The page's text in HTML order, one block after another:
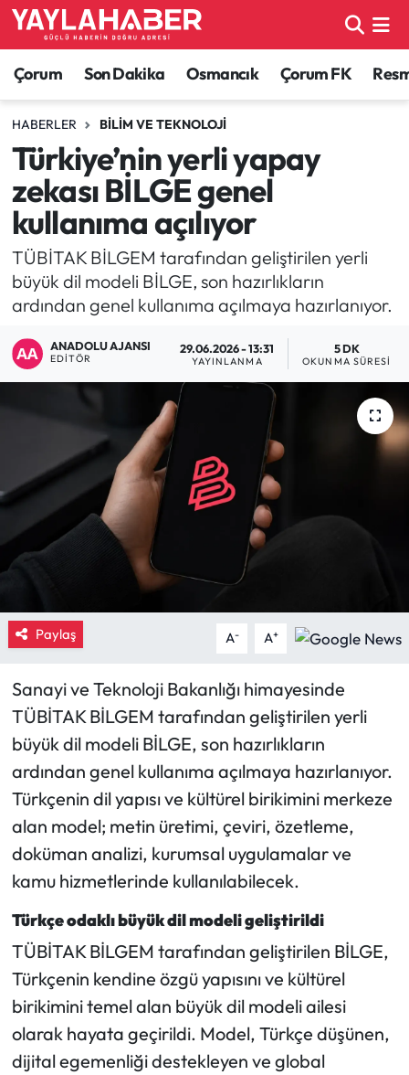
Çorum Son Dakika Osmancık Çorum FK
HABERLER BILIM VE TEKNOLOJI
Türkiye’nin yerli yapay
zekası BİLGE genel
kullanıma açılıyor
TÜBİTAK BİLGEM tarafından geliştirilen yerli
büyük dil modeli BİLGE, son hazırlıkların
ardından genel kullanıma açılmaya hazırlanıyor.
ANADOLU AJANSI
EDITÖR
29.06.2026 - 13:31
YAYINLANMA
5 DK
OKUNMA SÜRESI
Paylaş A- A+
Sanayi ve Teknoloji Bakanlığı himayesinde
TÜBİTAK BİLGEM tarafından geliştirilen yerli
büyük dil modeli BİLGE, son hazırlıkların
ardından genel kullanıma açılmaya hazırlanıyor.
Türkçenin dil yapısı ve kültürel birikimini merkeze
alan model; metin üretimi, çeviri, özetleme,
doküman analizi, kurumsal uygulamalar ve
kamu hizmetlerinde kullanılabilecek.
Türkçe odaklı büyük dil modeli geliştirildi
TÜBİTAK BİLGEM tarafından geliştirilen BİLGE,
Türkçenin kendine özgü yapısını ve kültürel
birikimini temel alan büyük dil modeli ailesi
olarak hayata geçirildi. Model, Türkçe düşünen,
dijital egemenliği destekleyen ve global
Alaca Haberleri
Bayat Haberleri
Bilgi - Keşfet Haberleri
Bilim ve Teknoloji
Boğazkale Haberleri
Çorum Haberleri
Çorum Son Dakika Haberleri
Dodurga Haberleri
Eğitim
Ekonomi
Güncel
İskilip Haberleri
Kargı Haberleri
Kültür Sanat
Laçin Haberleri
Magazin
Mecitözü Haberleri
Ortaköy Haberleri
Osmancık Haberleri
Otomotiv
Çorum Nöbetçi Eczaneler
Çorum Hava Durumu
Çorum Namaz Vakitleri
Çorum Trafik Yoğunluk Haritası
TFF 1.Lig Puan Durumu ve Fikstür
Tüm Manşetler
Son Dakika Haberleri